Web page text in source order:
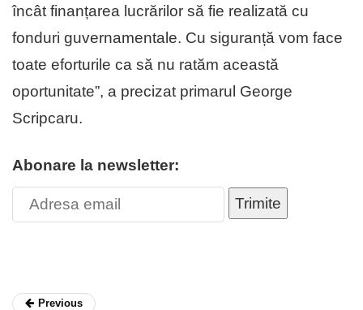
încât finanțarea lucrărilor să fie realizată cu
fonduri guvernamentale. Cu siguranță vom face
toate eforturile ca să nu ratăm această
oportunitate”, a precizat primarul George
Scripcaru.
Abonare la newsletter:
Trimite
Previous